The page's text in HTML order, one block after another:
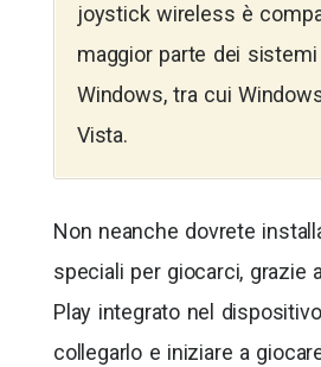
joystick wireless è
maggior parte dei sistemi
Windows, tra cui
Vista.
Non neanche dovrete
speciali per giocarci, grazie
Play integrato nel
collegarlo e iniziare a